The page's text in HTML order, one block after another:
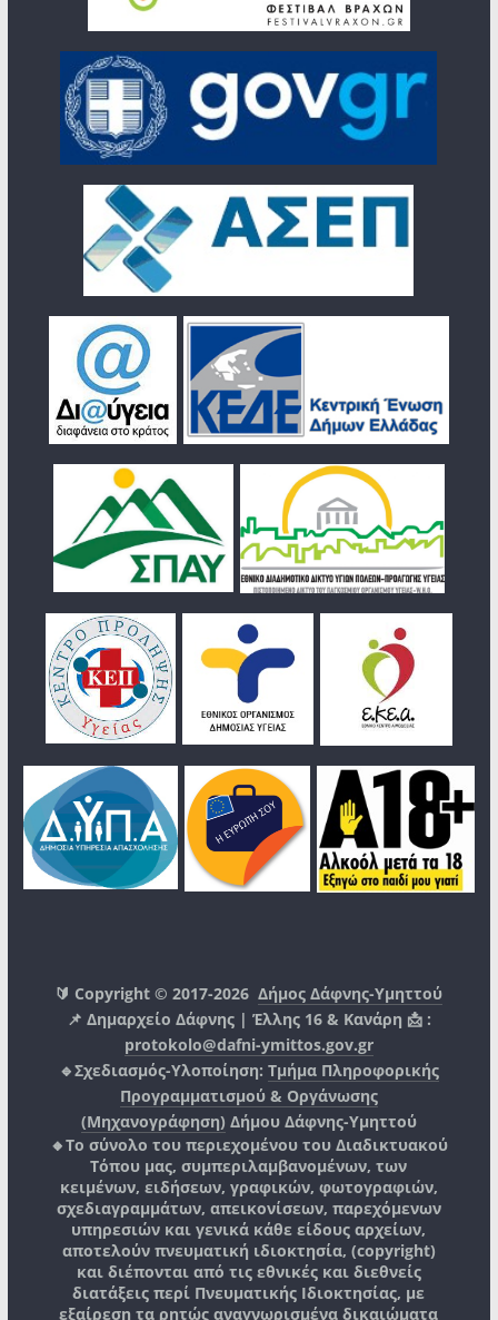
🔰 Copyright © 2017-2026Δήμος Δάφνης-Υμηττού
📌 Δημαρχείο Δάφνης | Έλλης 16 & Κανάρη 📩 :
protokolo@dafni-ymittos.gov.gr
🔹Σχεδιασμός-Υλοποίηση: Τμήμα Πληροφορικής
Προγραμματισμού & Οργάνωσης
(Μηχανογράφηση) Δήμου Δάφνης-Υμηττού
🔸Το σύνολο του περιεχομένου του Διαδικτυακού
Τόπου μας, συμπεριλαμβανομένων, των
κειμένων, ειδήσεων, γραφικών, φωτογραφιών,
σχεδιαγραμμάτων, απεικονίσεων, παρεχόμενων
υπηρεσιών και γενικά κάθε είδους αρχείων,
αποτελούν πνευματική ιδιοκτησία, (copyright)
και διέπονται από τις εθνικές και διεθνείς
διατάξεις περί Πνευματικής Ιδιοκτησίας, με
εξαίρεση τα ρητώς αναγνωρισμένα δικαιώματα